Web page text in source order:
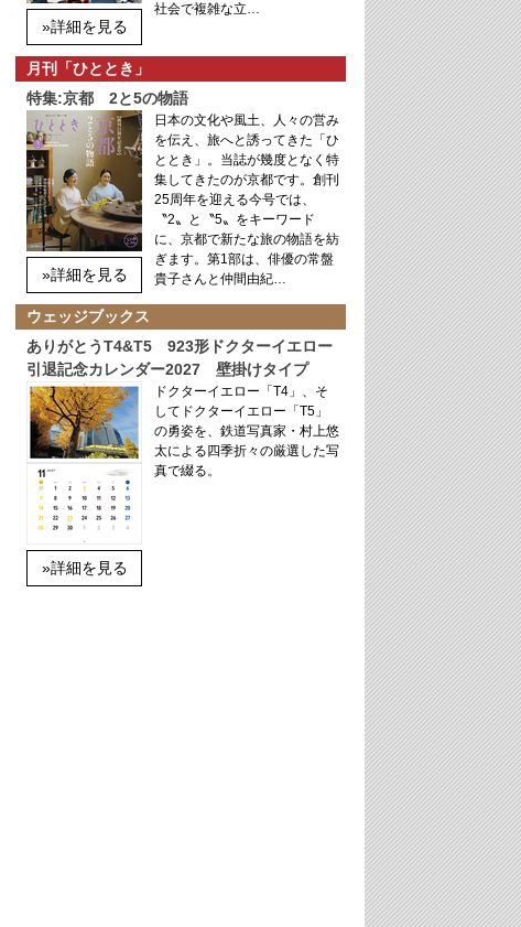
»詳細を見る
社会で複雑な立…
月刊「ひととき」
特集:京都 2と5の物語
»詳細を見る
日本の文化や風土、人々の営み
を伝え、旅へと誘ってきた「ひ
ととき」。当誌が幾度となく特
集してきたのが京都です。創刊
25周年を迎える今号では、
〝2〟と〝5〟をキーワード
に、京都で新たな旅の物語を紡
ぎます。第1部は、俳優の常盤
貴子さんと仲間由紀…
ウェッジブックス
ありがとうT4&T5 923形ドクターイエロー
引退記念カレンダー2027 壁掛けタイプ
»詳細を見る
ドクターイエロー「T4」、そ
してドクターイエロー「T5」
の勇姿を、鉄道写真家・村上悠
太による四季折々の厳選した写
真で綴る。